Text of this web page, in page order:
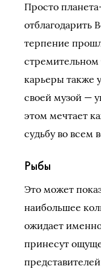
Просто
отблагодарить
терпение
стремительном
карьеры также
своей музой —
этом мечтает
судьбу во всем
Рыбы
Это может
наибольшее
ожидает
принесут